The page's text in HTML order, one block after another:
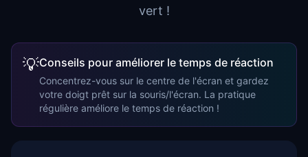
vert !
💡Conseils pour améliorer le temps de réaction
Concentrez-vous sur le centre de l'écran et gardez
votre doigt prêt sur la souris/l'écran. La pratique
régulière améliore le temps de réaction !